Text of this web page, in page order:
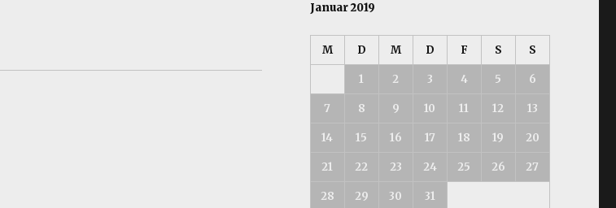
Januar 2019
M D M D F S S
1 2 3 4 5 6
7 8 9 10 11 12 13
14 15 16 17 18 19 20
21 22 23 24 25 26 27
28 29 30 31